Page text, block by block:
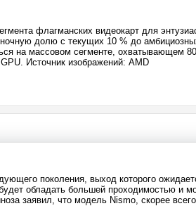
флагманских видеокарт для
долю с текущих 10 % до
на массовом сегменте, охватывающем
Источник изображений: AMD
поколения, выход которого
обладать большей проходимостью и
заявил, что модель Nismo, скорее